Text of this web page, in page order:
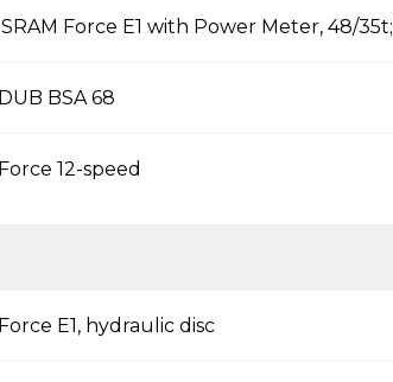
SRAM Force E1 with Power Meter, 48/35t;
BSA 68
12-speed
E1, hydraulic disc